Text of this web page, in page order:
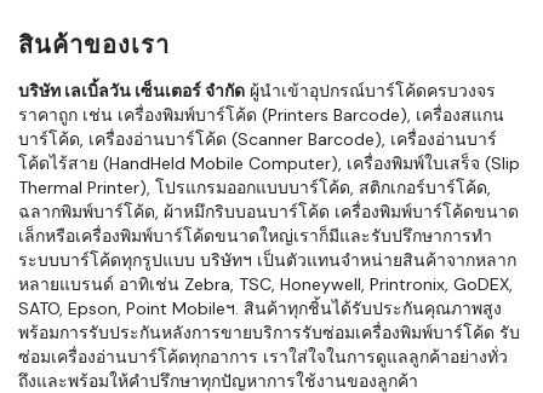
สินค้าของเรา
บริษัท เลเบิ้ลวัน เซ็นเตอร์ จำกัด ผู้นำเข้าอุปกรณ์บาร์โค้ดครบวงจร
ราคาถูก เช่น เครื่องพิมพ์บาร์โค้ด (Printers Barcode), เครื่องสแกน
บาร์โค้ด, เครื่องอ่านบาร์โค้ด (Scanner Barcode), เครื่องอ่านบาร์
โค้ดไร้สาย (HandHeld Mobile Computer), เครื่องพิมพ์ใบเสร็จ (Slip
Thermal Printer), โปรแกรมออกแบบบาร์โค้ด, สติกเกอร์บาร์โค้ด,
ฉลากพิมพ์บาร์โค้ด, ผ้าหมึกริบบอนบาร์โค้ด เครื่องพิมพ์บาร์โค้ดขนาด
เล็กหรือเครื่องพิมพ์บาร์โค้ดขนาดใหญ่เราก็มีและรับปรึกษาการทำ
ระบบบาร์โค้ดทุกรูปแบบ บริษัทฯ เป็นตัวแทนจำหน่ายสินค้าจากหลาก
หลายแบรนด์ อาทิเช่น Zebra, TSC, Honeywell, Printronix, GoDEX,
SATO, Epson, Point Mobileฯ. สินค้าทุกชิ้นได้รับประกันคุณภาพสูง
พร้อมการรับประกันหลังการขายบริการรับซ่อมเครื่องพิมพ์บาร์โค้ด รับ
ซ่อมเครื่องอ่านบาร์โค้ดทุกอาการ เราใส่ใจในการดูแลลูกค้าอย่างทั่ว
ถึงและพร้อมให้คำปรึกษาทุกปัญหาการใช้งานของลูกค้า